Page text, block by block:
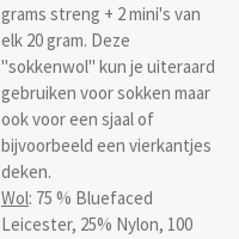
grams streng + 2 mini's van
elk 20 gram. Deze
"sokkenwol" kun je uiteraard
gebruiken voor sokken maar
ook voor een sjaal of
bijvoorbeeld een vierkantjes
deken.
Wol: 75 % Bluefaced
Leicester, 25% Nylon, 100